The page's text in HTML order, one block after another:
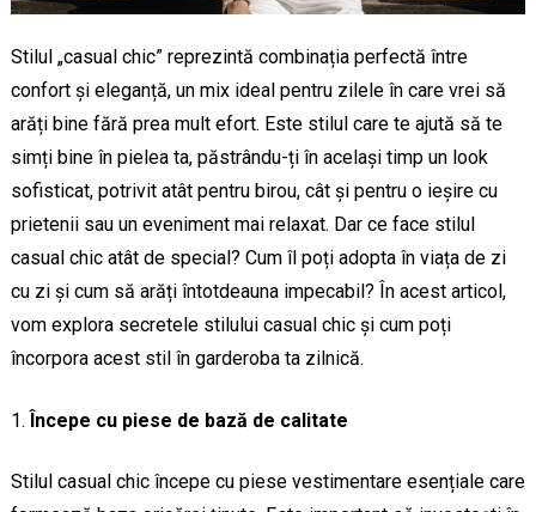
Stilul „casual chic” reprezintă combinația perfectă între
confort și eleganță, un mix ideal pentru zilele în care vrei să
arăți bine fără prea mult efort. Este stilul care te ajută să te
simți bine în pielea ta, păstrându-ți în același timp un look
sofisticat, potrivit atât pentru birou, cât și pentru o ieșire cu
prietenii sau un eveniment mai relaxat. Dar ce face stilul
casual chic atât de special? Cum îl poți adopta în viața de zi
cu zi și cum să arăți întotdeauna impecabil? În acest articol,
vom explora secretele stilului casual chic și cum poți
încorpora acest stil în garderoba ta zilnică.
Începe cu piese de bază de calitate
Stilul casual chic începe cu piese vestimentare esențiale care